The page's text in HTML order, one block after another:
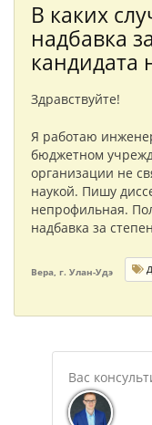
В каких
надбавка
кандидата
Здравствуйте!
Я работаю
бюджетном
организации не
наукой. Пишу
непрофильная.
надбавка за
Вера, г. Улан-Удэ